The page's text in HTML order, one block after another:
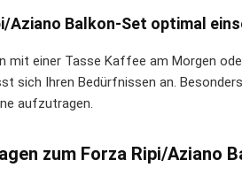
Aziano Balkon-Set optimal
mit einer Tasse Kaffee am Morgen
sich Ihren Bedürfnissen an.
aufzutragen.
zum Forza Ripi/Aziano